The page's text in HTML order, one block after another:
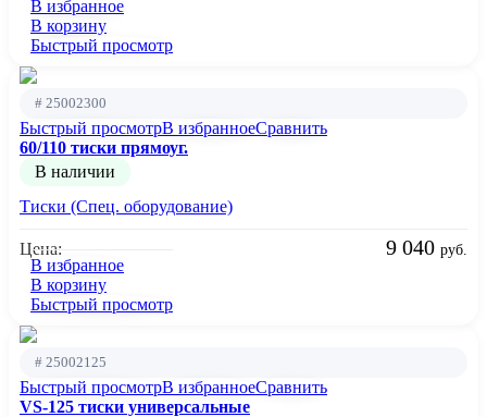
В избранное
В корзину
Быстрый просмотр
# 25002300
Быстрый просмотрВ избранноеСравнить
60/110 тиски прямоуг.
В наличии
Тиски (Спец. оборудование)
Цена: 9 040 руб.
В избранное
В корзину
Быстрый просмотр
# 25002125
Быстрый просмотрВ избранноеСравнить
VS-125 тиски универсальные